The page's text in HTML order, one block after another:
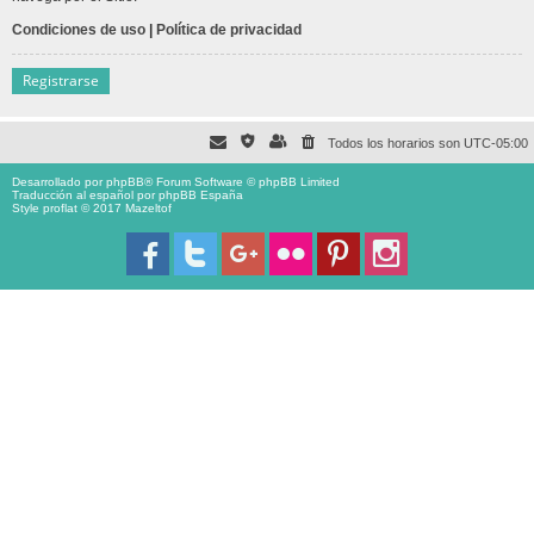
Condiciones de uso | Política de privacidad
Registrarse
Todos los horarios son UTC-05:00
Desarrollado porphpBB® Forum Software © phpBB Limited
Traducción al español porphpBB España
Style proflat © 2017 Mazeltof